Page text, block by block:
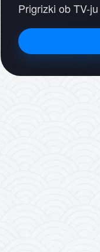
Prigrizki ob TV-